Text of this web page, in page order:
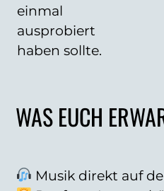
einmal
ausprobiert
haben sollte.
WAS EUCH
Musik direkt auf